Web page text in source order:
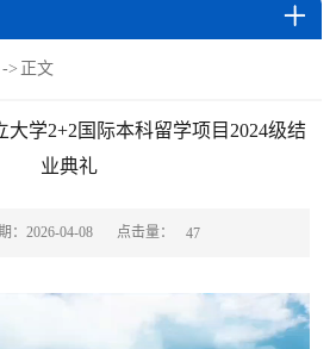
-> 正文
大学2+2国际本科留学项目2024级结
业典礼
：2026-04-08 点击量： 47